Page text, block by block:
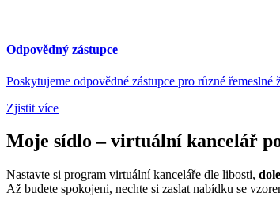
Odpovědný zástupce
Poskytujeme odpovědné zástupce pro různé řemeslné
Zjistit více
Moje sídlo – virtuální kancelář
Nastavte si program virtuální kanceláře dle libosti,
Až budete spokojeni, nechte si zaslat nabídku se